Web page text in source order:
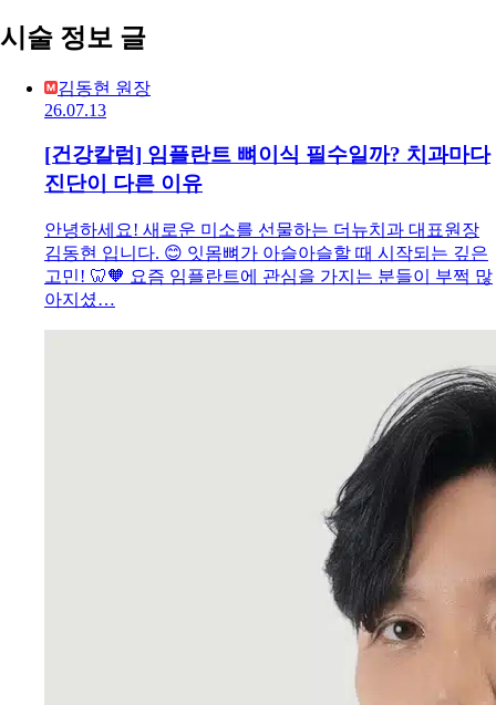
시술 정보 글
김동현 원장
26.07.13
[건강칼럼] 임플란트 뼈이식 필수일까? 치과마다
진단이 다른 이유
안녕하세요! 새로운 미소를 선물하는 더뉴치과 대표원장
김동현 입니다. 😊 잇몸뼈가 아슬아슬할 때 시작되는 깊은
고민! 🦷🧡 요즘 임플란트에 관심을 가지는 분들이 부쩍 많
아지셨…